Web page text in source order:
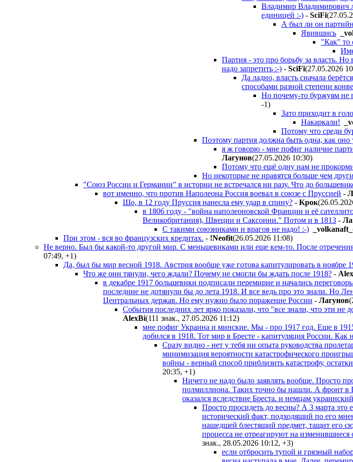
Владимир Владимирович
единицей :-) - SciFi
А был ли он
Явившись
"Как" то
Партия - это про борьбу за власть.
надо запретить :-) - SciFi(27.05.2026
Да ладно, власть сначала
способами разной степени
Но почему-то буржуям не
-1)
Зато приходит в
Накаркали!
Потому что среди
Поэтому партия должна быть одна, как оно
я ж говорю - мне пофиг наличие
Лaгyнoв(27.05.2026 10:30)
Потому что ещё одну нам не
Но некоторые не нравятся больше чем
"Союз России и Германии" в истории не встречался ни разу. Что до
вот именно, что против Наполеона Россия воевал в союзе с Пруссией -
Шо, в 12 году Пруссия нанесла ему удар в спину? - Kpoк
в 1806 году - "война наполеоновской Франции и её
Великобритания), Швеции и Саксонии." Потом и в 1813 -
С такими союзниками и врагов не надо! :-)
_volkanaft_
При этом - вся во французских кредитах. - !Neofit(26.05.2026 11:08)
Не верно. Был бы какой-то другой мир. С меньшевиками или еще кем-то. После
07:49, +1)
Да, был бы мир весной 1918. Австрия вообще уже готова капитулировать в ноябре
Что же они тянули, чего ждали? Почему не смогли бы ждать после 1918? -
в декабре 1917 большевики подписали перемирие и начались
последние не дотянули бы до лета 1918. И все ведь про это знали. Но
Центральных держав. Но ему нужно было поражение России - Лaгyнoв
События последних лет ярко показали, что "все знали, что эти
AlexBi(111 знак., 27.05.2026 11:12)
мне пофиг Украина и минские. Мы - про 1917 год. Еще в
добился в 1918. Тот мир в Бресте - капитуляция России. Как
Сразу видно - нет у тебя ни опыта руководства
минимизация вероятности катастрофического
войны - верный способ приблизить катастрофу,
20:35, +1)
Ничего не надо было заявлять вообще. Просто
полмиллиона. Таких точно бы нашли. А фронт в
оказался вследствие Бреста. и немцам
Просто просидеть до весны? А 3 марта это
исторический факт, подходящий по его
нашедшей блестящий предмет, тащит его
процесса не отреагируют на изменившиеся
знак., 28.05.2026 10:12, +3)
если отбросить тупой и грязный